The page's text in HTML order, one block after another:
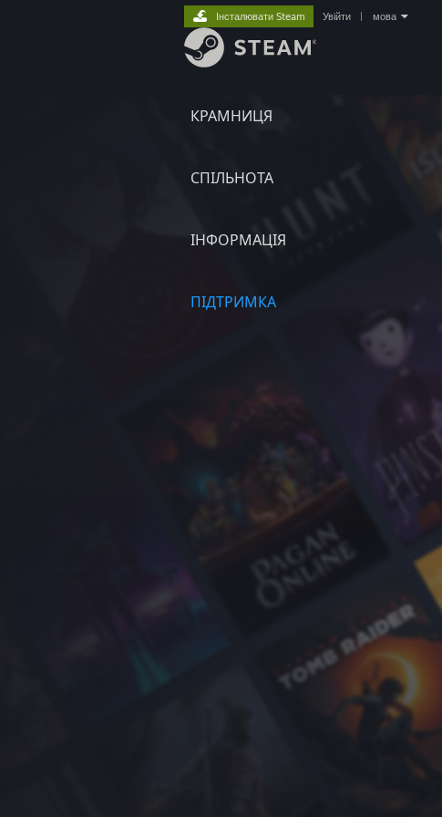
КРАМНИЦЯ
СПІЛЬНОТА
ІНФОРМАЦІЯ
ПІДТРИМКА
Інсталювати Steam Увійти мова